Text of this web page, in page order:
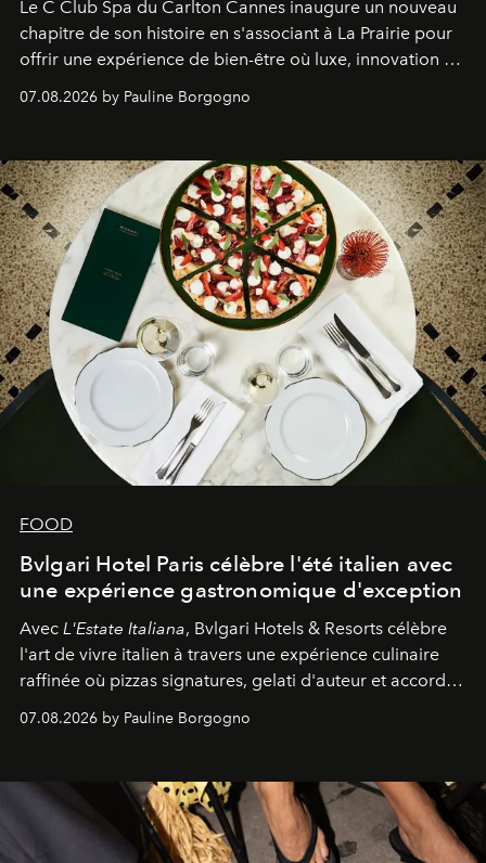
Le C Club Spa du Carlton Cannes inaugure un nouveau
chapitre de son histoire en s'associant à La Prairie pour
offrir une expérience de bien-être où luxe, innovation et
07.08.2026 by Pauline Borgogno
FOOD
Bvlgari Hotel Paris célèbre l'été italien avec
une expérience gastronomique d'exception
Avec L'Estate Italiana, Bvlgari Hotels & Resorts célèbre
l'art de vivre italien à travers une expérience culinaire
raffinée où pizzas signatures, gelati d'auteur et accords
07.08.2026 by Pauline Borgogno